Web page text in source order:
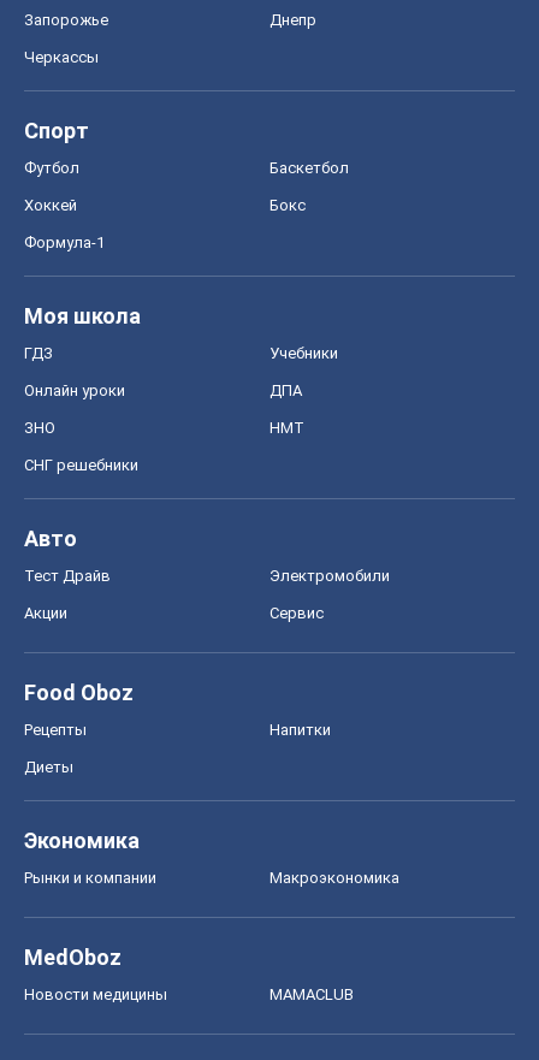
Запорожье Днепр
Черкассы
Спорт
Футбол Баскетбол
Хоккей Бокс
Формула-1
Моя школа
ГДЗ Учебники
Онлайн уроки ДПА
ЗНО НМТ
СНГ решебники
Авто
Тест Драйв Электромобили
Акции Сервис
Food Oboz
Рецепты Напитки
Диеты
Экономика
Рынки и компании Mакроэкономика
MedOboz
Новости медицины MAMACLUB